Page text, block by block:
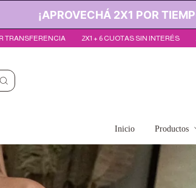
¡APROVECHÁ 2X1 POR
SIN INTERÉS 2X1 + 20% OFF POR TRANSFERENCIA
Inicio Productos